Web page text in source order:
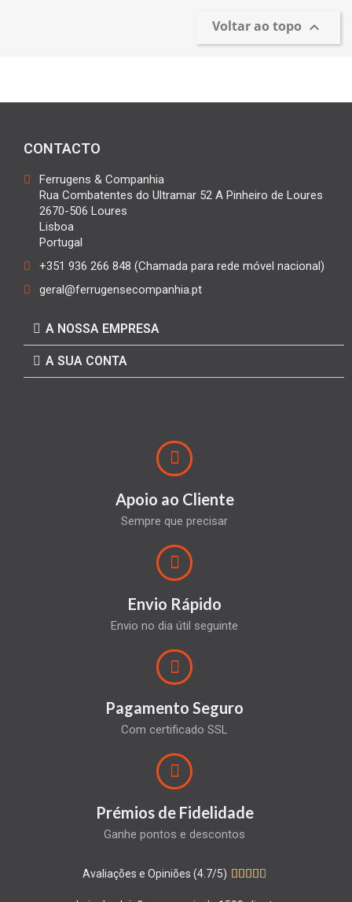
Voltar ao topo 
CONTACTO
Ferrugens & Companhia
Rua Combatentes do Ultramar 52 A Pinheiro de Loures
2670-506 Loures
Lisboa
Portugal
+351 936 266 848 (Chamada para rede móvel nacional)
geral@ferrugensecompanhia.pt
A NOSSA EMPRESA
A SUA CONTA
Apoio ao Cliente
Sempre que precisar
Envio Rápido
Envio no dia útil seguinte
Pagamento Seguro
Com certificado SSL
Prémios de Fidelidade
Ganhe pontos e descontos
Avaliações e Opiniões (4.7/5)     